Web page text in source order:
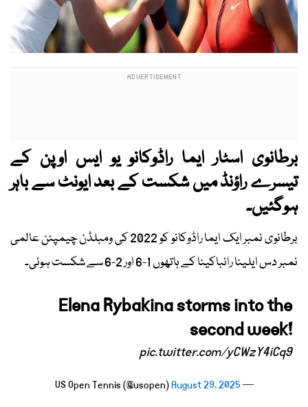
برطانوی اسٹار ایما راڈوکانو یو ایس اوپن کے
تیسرے راؤنڈ میں شکست کے بعد ایونٹ سے باہر
ہوگئیں۔
برطانوی نمبر ایک ایما راڈوکانو کو 2022 کی ومبلڈن چیمپئن عالمی
نمبر دس ایلینا رائباکینا کے ہاتھوں 1-6 اور 2-6 سے شکست ہوئی۔
Elena Rybakina storms into the
second week!
pic.twitter.com/yCWzY4iCq9
— US Open Tennis (@usopen)
August 29, 2025